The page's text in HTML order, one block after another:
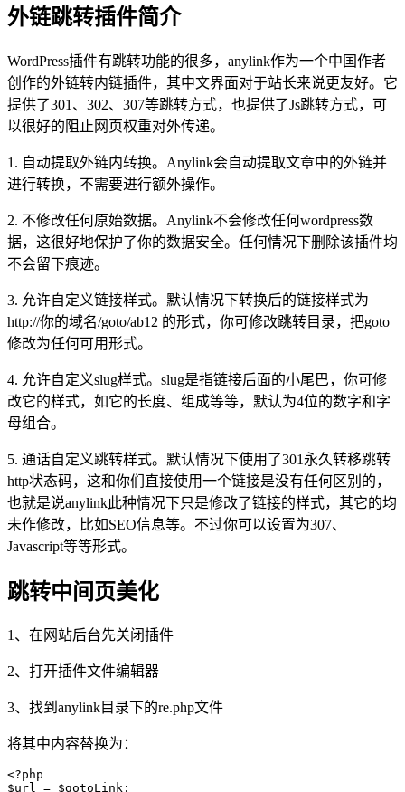
外链跳转插件简介
WordPress插件有跳转功能的很多，anylink作为一个中国作者
创作的外链转内链插件，其中文界面对于站长来说更友好。它
提供了301、302、307等跳转方式，也提供了Js跳转方式，可
以很好的阻止网页权重对外传递。
1. 自动提取外链内转换。Anylink会自动提取文章中的外链并
进行转换，不需要进行额外操作。
2. 不修改任何原始数据。Anylink不会修改任何wordpress数
据，这很好地保护了你的数据安全。任何情况下删除该插件均
不会留下痕迹。
3. 允许自定义链接样式。默认情况下转换后的链接样式为
http://你的域名/goto/ab12 的形式，你可修改跳转目录，把goto
修改为任何可用形式。
4. 允许自定义slug样式。slug是指链接后面的小尾巴，你可修
改它的样式，如它的长度、组成等等，默认为4位的数字和字
母组合。
5. 通话自定义跳转样式。默认情况下使用了301永久转移跳转
http状态码，这和你们直接使用一个链接是没有任何区别的，
也就是说anylink此种情况下只是修改了链接的样式，其它的均
未作修改，比如SEO信息等。不过你可以设置为307、
Javascript等等形式。
跳转中间页美化
1、在网站后台先关闭插件
2、打开插件文件编辑器
3、找到anylink目录下的re.php文件
将其中内容替换为：
<?php
$url = $gotoLink;